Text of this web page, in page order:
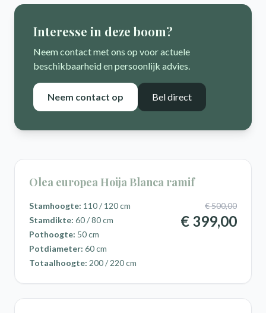
Interesse in deze boom?
Neem contact met ons op voor actuele
beschikbaarheid en persoonlijk advies.
Neem contact op Bel direct
Olea europea Hoija Blanca ramif
Stamhoogte: 110 / 120 cm
Stamdikte: 60 / 80 cm
Pothoogte: 50 cm
Potdiameter: 60 cm
Totaalhoogte: 200 / 220 cm
€ 500,00
€ 399,00